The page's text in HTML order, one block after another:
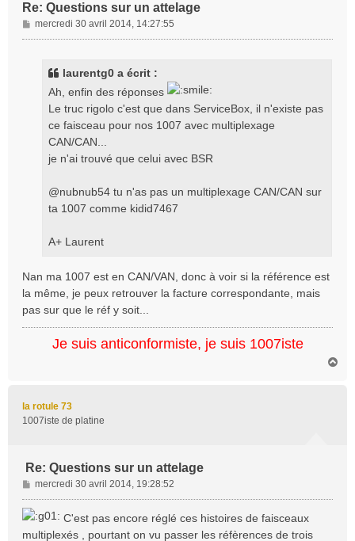
Re: Questions sur un attelage
M
e
mercredi 30 avril 2014, 14:27:55
laurentg0 a écrit :
Ah, enfin des réponses
Le truc rigolo c'est que dans ServiceBox, il n'existe pas
ce faisceau pour nos 1007 avec multiplexage
CAN/CAN...
je n'ai trouvé que celui avec BSR
@nubnub54 tu n'as pas un multiplexage CAN/CAN sur
ta 1007 comme kidid7467
A+ Laurent
Nan ma 1007 est en CAN/VAN, donc à voir si la référence est
la même, je peux retrouver la facture correspondante, mais
pas sur que le réf y soit...
Je suis anticonformiste, je suis 1007iste
la rotule 73
1007iste de platine
Re: Questions sur un attelage
M
e
s
mercredi 30 avril 2014, 19:28:52
C'est pas encore réglé ces histoires de faisceaux
multiplexés , pourtant on vu passer les réfèrences de trois